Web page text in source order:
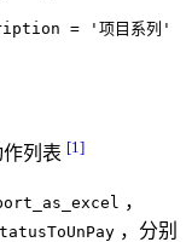
=
'项目系列'
列表 [1]
，
，分别